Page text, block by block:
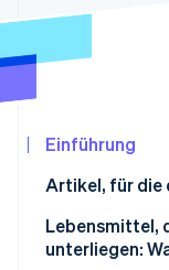
Climate
Einführung
Artikel, für die
Steuersatz
Lebensmittel,
unterliegen: